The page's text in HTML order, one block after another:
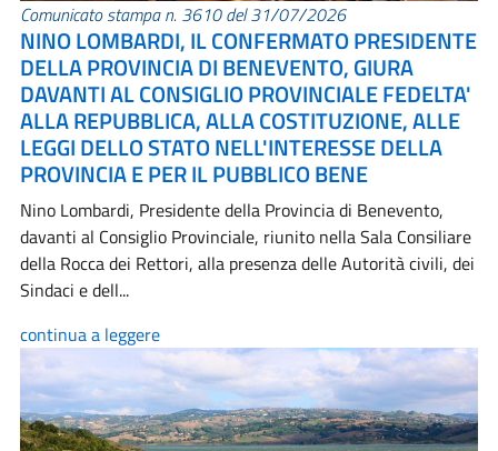
Comunicato stampa n. 3610 del 31/07/2026
NINO LOMBARDI, IL CONFERMATO PRESIDENTE
DELLA PROVINCIA DI BENEVENTO, GIURA
DAVANTI AL CONSIGLIO PROVINCIALE FEDELTA'
ALLA REPUBBLICA, ALLA COSTITUZIONE, ALLE
LEGGI DELLO STATO NELL'INTERESSE DELLA
PROVINCIA E PER IL PUBBLICO BENE
Nino Lombardi, Presidente della Provincia di Benevento,
davanti al Consiglio Provinciale, riunito nella Sala Consiliare
della Rocca dei Rettori, alla presenza delle Autorità civili, dei
Sindaci e dell...
continua a leggere